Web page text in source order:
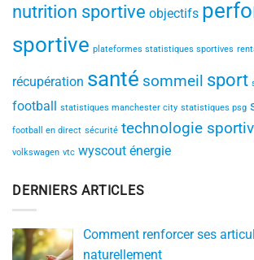
nutrition sportive objectifs
sportive plateformes statistiques sportives
récupération santé sommeil sport
football statistiques manchester city statistiques psg
football en direct sécurité technologie
volkswagen vtc wyscout énergie
DERNIERS ARTICLES
Comment renforcer ses
naturellement